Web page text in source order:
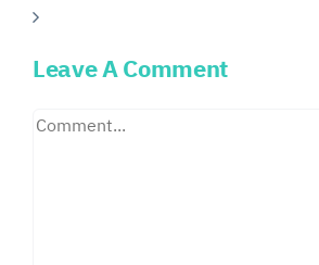
Leave A Comment
Comment